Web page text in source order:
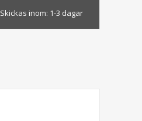
Skickas inom: 1-3 dagar